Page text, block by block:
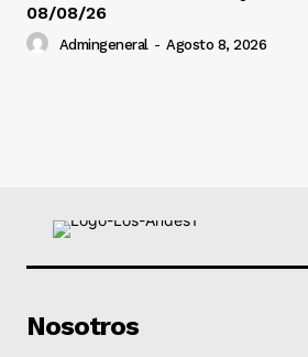
08/08/26
Admingeneral - Agosto 8, 2026
Nosotros